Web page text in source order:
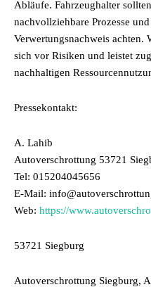
Abläufe. Fahrzeughalter
nachvollziehbare Prozesse
Verwertungsnachweis achten.
sich vor Risiken und leistet
nachhaltigen
Pressekontakt:
A. Lahib
Autoverschrottung 53721
Tel: 015204045656
E-Mail:
Web: https://
53721 Siegburg
Autoverschrottung Siegburg,